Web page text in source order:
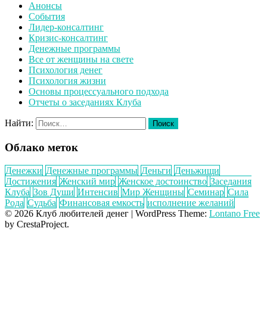
Анонсы
События
Лидер-консалтинг
Кризис-консалтинг
Денежные программы
Все от женщины на свете
Психология денег
Психология жизни
Основы процессуального подхода
Отчеты о заседаниях Клуба
Найти:
Облако меток
Денежки Денежные программы Деньги Деньжищи
Достижения Женский мир Женское достоинство Заседания
Клуба Зов Души Интенсив Мир Женщины Семинар Сила
Рода Судьба Финансовая емкость исполнение желаний
© 2026 Клуб любителей денег | WordPress Theme: Lontano Free
by CrestaProject.